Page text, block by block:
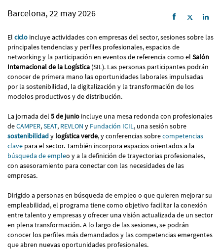
Barcelona, 22 may 2026
El ciclo incluye actividades con empresas del sector, sesiones sobre las
principales tendencias y perfiles profesionales, espacios de
networking y la participación en eventos de referencia como el Salón
Internacional de la Logística (SIL). Las personas participantes podrán
conocer de primera mano las oportunidades laborales impulsadas
por la sostenibilidad, la digitalización y la transformación de los
modelos productivos y de distribución.
La jornada del 5 de junio incluye una mesa redonda con profesionales
deCAMPER,SEAT, REVLON y Fundación ICIL, una sesión sobre
sostenibilidad y logística verde, y conferencias sobrecompetencias
clave para el sector. También incorpora espacios orientados a la
búsqueda de empleo y a la definición de trayectorias profesionales,
con asesoramiento para conectar con las necesidades de las
empresas.
Dirigido a personas en búsqueda de empleo o que quieren mejorar su
empleabilidad, el programa tiene como objetivo facilitar la conexión
entre talento y empresas y ofrecer una visión actualizada de un sector
en plena transformación. A lo largo de las sesiones, se podrán
conocer los perfiles más demandados y las competencias emergentes
que abren nuevas oportunidades profesionales.